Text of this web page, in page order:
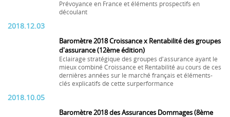
Prévoyance en France et éléments prospectifs en
découlant
2018.12.03
Baromètre 2018 Croissance x Rentabilité des groupes
d'assurance (12ème édition)
Eclairage stratégique des groupes d'assurance ayant le
mieux combiné Croissance et Rentabilité au cours de ces
dernières années sur le marché français et éléments-
clés explicatifs de cette surperformance
2018.10.05
Baromètre 2018 des Assurances Dommages (8ème